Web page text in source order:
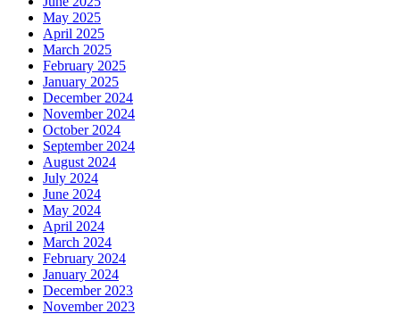
May 2025
April 2025
March 2025
February 2025
January 2025
December 2024
November 2024
October 2024
September 2024
August 2024
July 2024
June 2024
May 2024
April 2024
March 2024
February 2024
January 2024
December 2023
November 2023